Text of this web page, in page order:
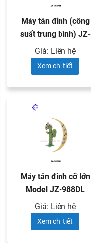
Máy tán đinh (công
suất trung bình) JZ-
968ML
Giá: Liên hệ
Xem chi tiết
Máy tán đinh cỡ lớn
Model JZ-988DL
Giá: Liên hệ
Xem chi tiết